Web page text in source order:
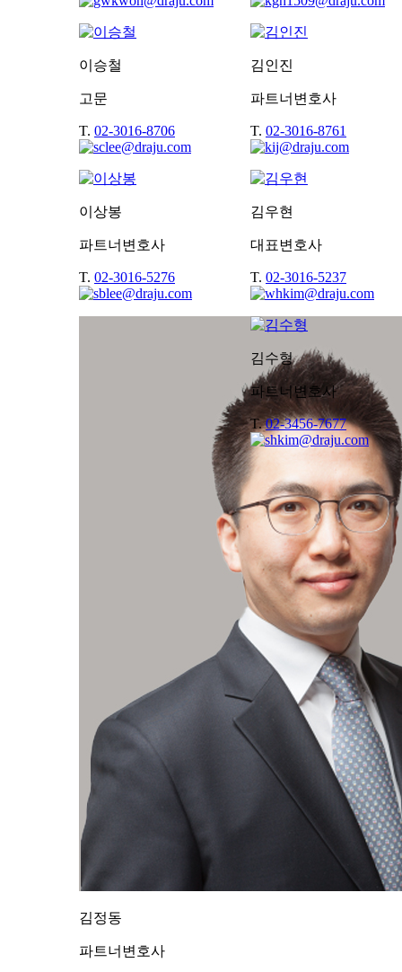
이승철
고문
T. 02-3016-8706
김인진
파트너변호사
T. 02-3016-8761
이상봉
파트너변호사
T. 02-3016-5276
김우현
대표변호사
T. 02-3016-5237
김정동
파트너변호사
김수형
파트너변호사
T.02-3456-7677